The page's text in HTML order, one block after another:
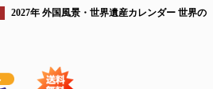
2027年 外国風景・世界遺産カレンダー 世界の